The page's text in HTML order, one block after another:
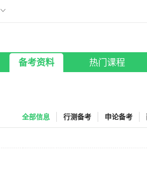
片修改
笔试课程
| 面试课程
备考资料 热门课程
全部信息 行测备考 申论备考